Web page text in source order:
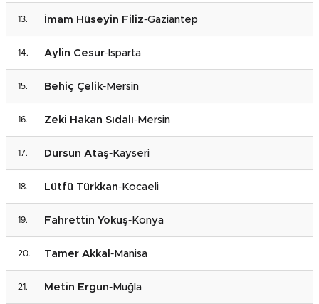
İmam Hüseyin Filiz-Gaziantep
Aylin Cesur-Isparta
Behiç Çelik-Mersin
Zeki Hakan Sıdalı-Mersin
Dursun Ataş-Kayseri
Lütfü Türkkan-Kocaeli
Fahrettin Yokuş-Konya
Tamer Akkal -Manisa
Metin Ergun-Muğla